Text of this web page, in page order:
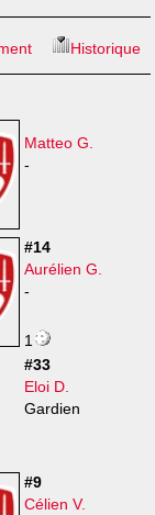
Historique
Matteo G.
-
#14
Aurélien G.
-
1
#33
Eloi D.
Gardien
#9
Célien V.